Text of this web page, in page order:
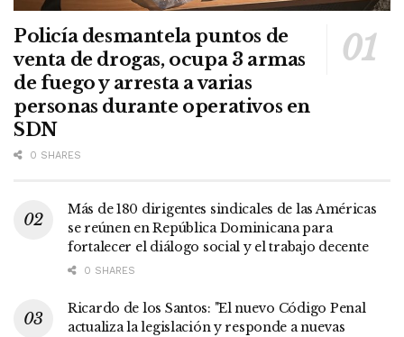
Policía desmantela puntos de
venta de drogas, ocupa 3 armas
de fuego y arresta a varias
personas durante operativos en
SDN
0 SHARES
Más de 180 dirigentes sindicales de las Américas
se reúnen en República Dominicana para
fortalecer el diálogo social y el trabajo decente
0 SHARES
Ricardo de los Santos: "El nuevo Código Penal
actualiza la legislación y responde a nuevas